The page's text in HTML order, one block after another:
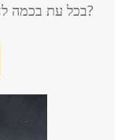
בכל עת בכמה לחיצות וחלק מהנמוכים בעולם עמלות?